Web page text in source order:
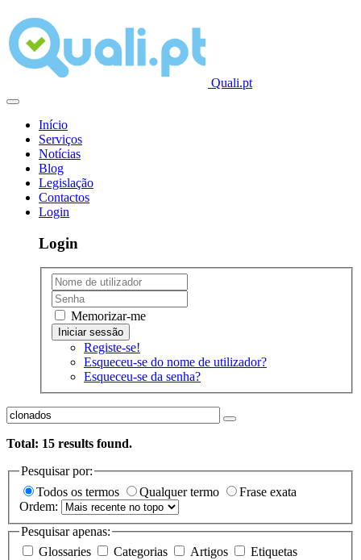
Quali.pt
Início
Serviços
Notícias
Blog
Legislação
Contactos
Login
Login
Memorizar-me
Registe-se!
Esqueceu-se do nome de utilizador?
Esqueceu-se da senha?
Total: 15 results found.
Pesquisar por:
Todos os termos
Qualquer termo
Frase exata
Ordem:
Pesquisar apenas:
Glossaries
Categorias Artigos
Etiquetas